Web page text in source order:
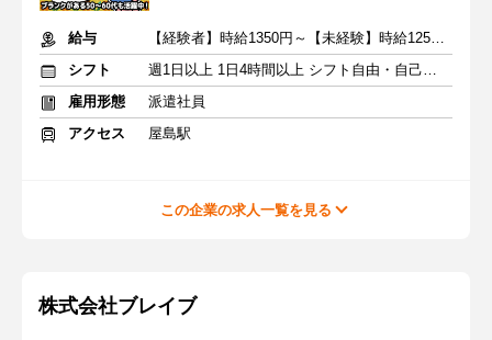
給与
【経験者】時給1350円～【未経験】時給1250円～ ※交通費全額
シフト
週1日以上 1日4時間以上 シフト自由・自己申告
雇用形態
派遣社員
アクセス
屋島駅
この企業の求人一覧を見る
株式会社ブレイブ